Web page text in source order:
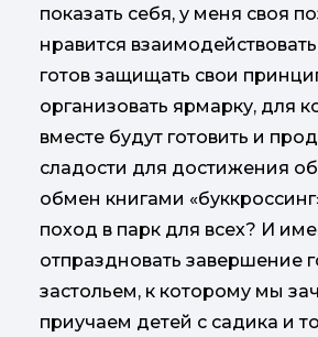
показать себя, у меня своя
нравится
готов защищать свои
организовать ярмарку, для
вместе будут готовить и
сладости для достижения
обмен книгами
поход в парк для всех? И
отпраздновать завершение
застольем, к которому мы
приучаем детей с садика и